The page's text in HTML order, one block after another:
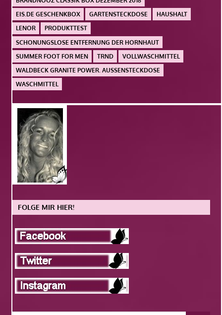
EIS.DE GESCHENKBOX
GARTENSTECKDOSE
HAUSHALT
LENOR
PRODUKTTEST
SCHONUNGSLOSE ENTFERNUNG DER HORNHAUT
SUMMER FOOT FOR MEN
TRND
VOLLWASCHMITTEL
WALDBECK GRANITE POWER. AUSSENSTECKDOSE
WASCHMITTEL
FOLGE MIR HIER!